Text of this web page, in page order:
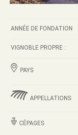
ANNÉE DE FONDATION
VIGNOBLE PROPRE :
PAYS
APPELLATIONS
CÉPAGES